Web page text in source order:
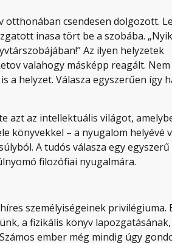
csendesen dolgozott.
inasa tört be a szobába.
Az ilyen helyzetek
valahogy másképp reagált.
a helyzet. Válasza egyszerűen így
azt az intellektuális világot,
könyvekkel – a nyugalom helyévé
A tudós válasza egy egyszerű
filozófiai nyugalmára.
személyiségeinek privilégiuma.
a fizikális könyv
ember még mindig úgy